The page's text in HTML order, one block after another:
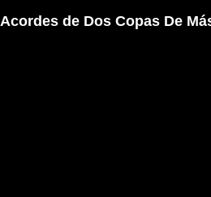
Acordes de Dos Copas De